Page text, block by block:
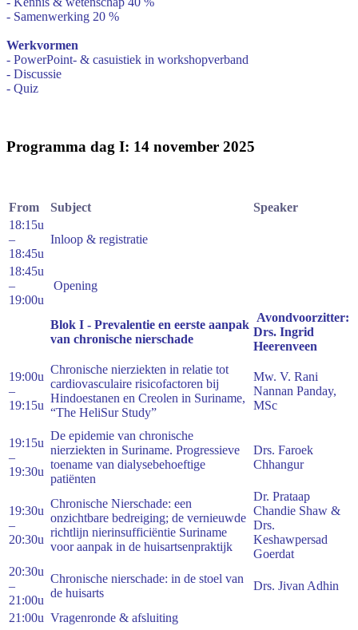
- Samenwerking 20 %
Werkvormen
- PowerPoint- & casuistiek in workshopverband
- Discussie
- Quiz
Programma dag I: 14 november 2025
From Subject
Speaker
18:15u
–
18:45u
Inloop & registratie
18:45u
–
19:00u
Opening
Blok I - Prevalentie en eerste aanpak
van chronische nierschade
Avondvoorzitter:
Drs. Ingrid
Heerenveen
19:00u
–
19:15u
Chronische nierziekten in relatie tot
cardiovasculaire risicofactoren bij
Hindoestanen en Creolen in Suriname,
“The HeliSur Study”
Mw. V. Rani
Nannan Panday,
MSc
19:15u
–
19:30u
De epidemie van chronische
nierziekten in Suriname. Progressieve
toename van dialysebehoeftige
patiënten
Drs. Faroek
Chhangur
19:30u
–
20:30u
Chronische Nierschade: een
onzichtbare bedreiging; de vernieuwde
richtlijn nierinsufficiëntie Suriname
voor aanpak in de huisartsenpraktijk
Dr. Prataap
Chandie Shaw &
Drs.
Keshawpersad
Goerdat
20:30u
–
21:00u
Chronische nierschade: in de stoel van
de huisarts
Drs. Jivan Adhin
21:00u Vragenronde & afsluiting